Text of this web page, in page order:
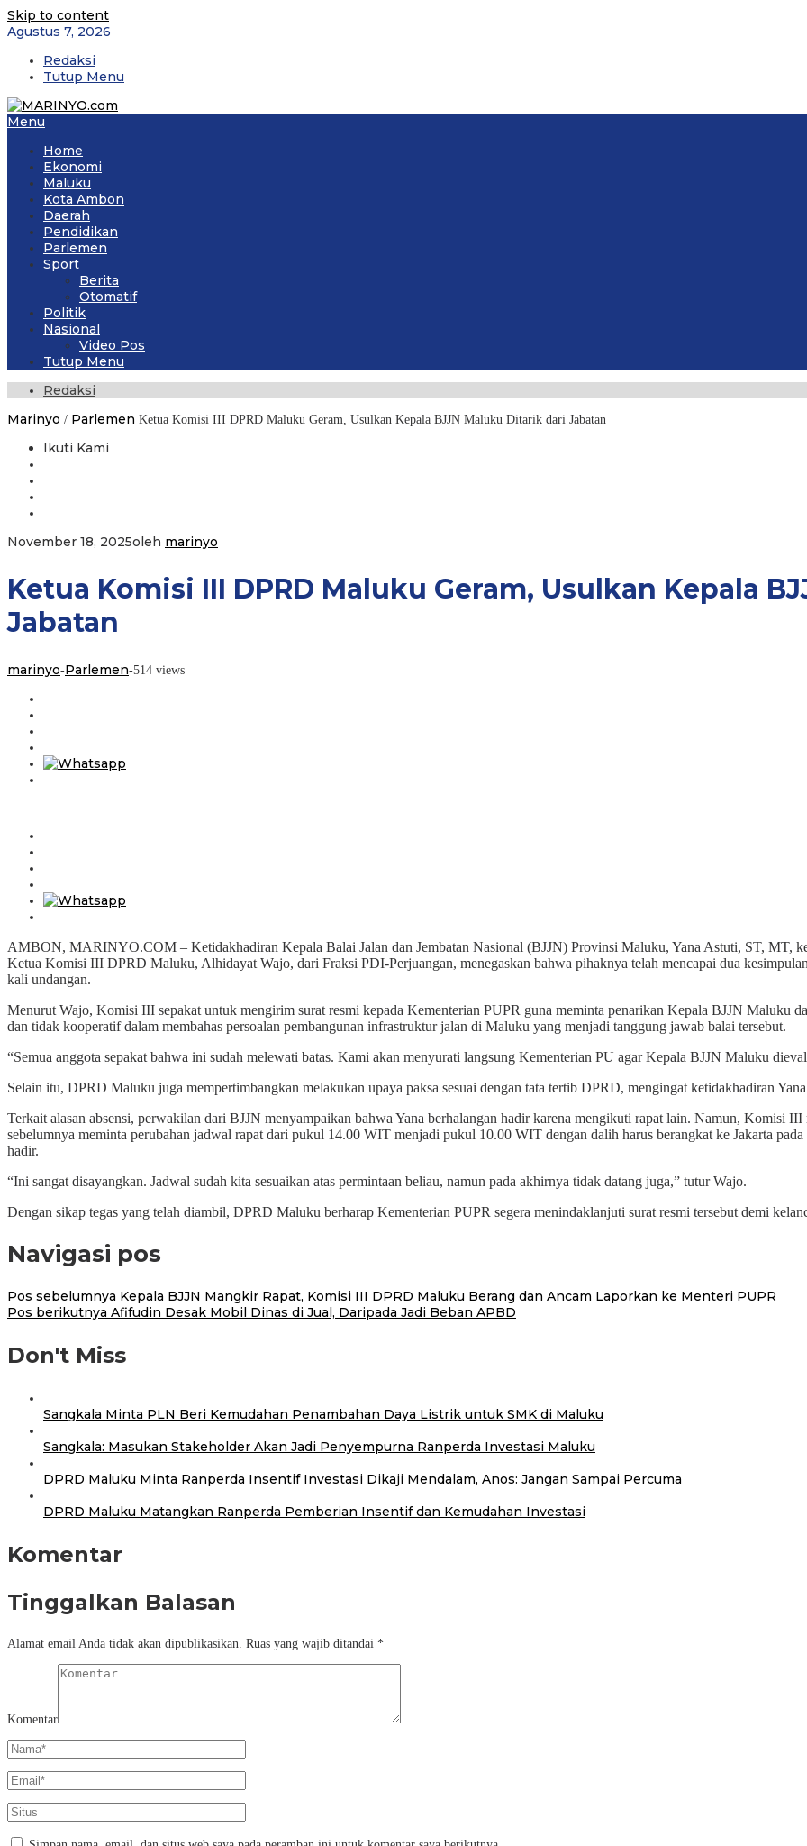
Skip to content
Agustus 7, 2026
Redaksi
Tutup Menu
Menu
Home
Ekonomi
Maluku
Kota Ambon
Daerah
Pendidikan
Parlemen
Sport
Berita
Otomatif
Politik
Nasional
Video Pos
Tutup Menu
Redaksi
Marinyo / Parlemen Ketua Komisi III DPRD Maluku Geram, Usulkan Kepala BJJN Maluku Ditarik dari Jabatan
Ikuti Kami
November 18, 2025oleh marinyo
Ketua Komisi III DPRD Maluku Geram, Usulkan Kepala
Jabatan
marinyo-Parlemen-514 views
AMBON, MARINYO.COM – Ketidakhadiran Kepala Balai Jalan dan Jembatan Nasional (BJJN) Provinsi Maluku, Yana Astuti, ST, MT,
Ketua Komisi III DPRD Maluku, Alhidayat Wajo, dari Fraksi PDI-Perjuangan, menegaskan bahwa pihaknya telah mencapai dua
kali undangan.
Menurut Wajo, Komisi III sepakat untuk mengirim surat resmi kepada Kementerian PUPR guna meminta penarikan Kepala BJJN Maluku
dan tidak kooperatif dalam membahas persoalan pembangunan infrastruktur jalan di Maluku yang menjadi tanggung jawab balai tersebut.
“Semua anggota sepakat bahwa ini sudah melewati batas. Kami akan menyurati langsung Kementerian PU agar Kepala BJJN Maluku
Selain itu, DPRD Maluku juga mempertimbangkan melakukan upaya paksa sesuai dengan tata tertib DPRD, mengingat ketidakhadiran
Terkait alasan absensi, perwakilan dari BJJN menyampaikan bahwa Yana berhalangan hadir karena mengikuti rapat lain. Namun, Komisi III
sebelumnya meminta perubahan jadwal rapat dari pukul 14.00 WIT menjadi pukul 10.00 WIT dengan dalih harus berangkat ke Jakarta
hadir.
“Ini sangat disayangkan. Jadwal sudah kita sesuaikan atas permintaan beliau, namun pada akhirnya tidak datang juga,” tutur Wajo.
Dengan sikap tegas yang telah diambil, DPRD Maluku berharap Kementerian PUPR segera menindaklanjuti surat resmi tersebut demi
Navigasi pos
Pos sebelumnya Kepala BJJN Mangkir Rapat, Komisi III DPRD Maluku Berang dan Ancam Laporkan ke Menteri PUPR
Pos berikutnya Afifudin Desak Mobil Dinas di Jual, Daripada Jadi Beban APBD
Don't Miss
Sangkala Minta PLN Beri Kemudahan Penambahan Daya Listrik untuk SMK di Maluku
Sangkala: Masukan Stakeholder Akan Jadi Penyempurna Ranperda Investasi Maluku
DPRD Maluku Minta Ranperda Insentif Investasi Dikaji Mendalam, Anos: Jangan Sampai Percuma
DPRD Maluku Matangkan Ranperda Pemberian Insentif dan Kemudahan Investasi
Komentar
Tinggalkan Balasan
Alamat email Anda tidak akan dipublikasikan. Ruas yang wajib ditandai *
Komentar